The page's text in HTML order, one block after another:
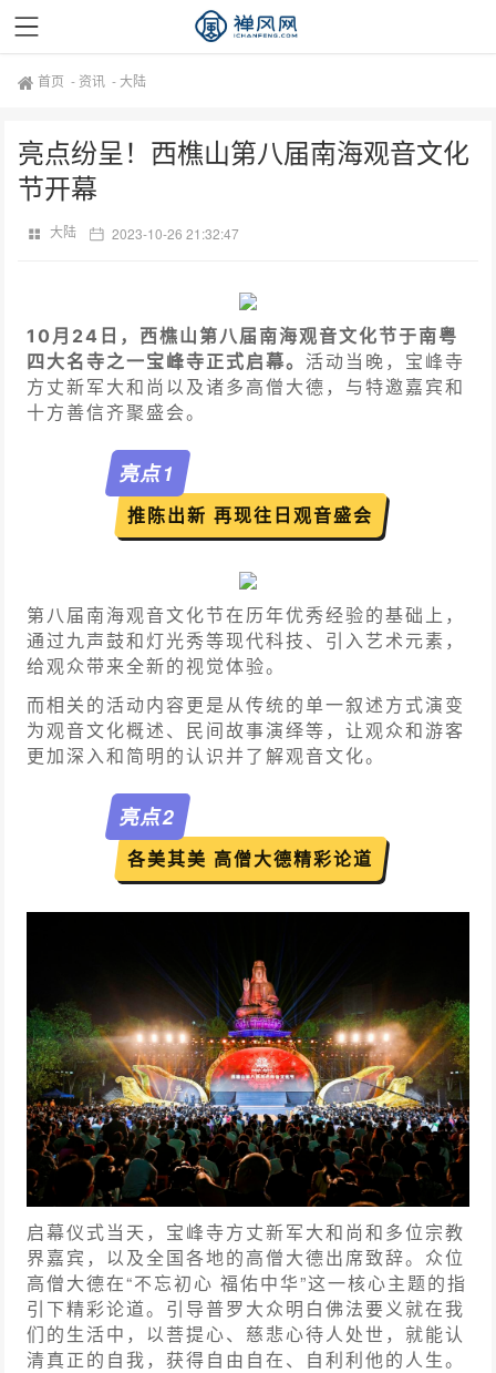
首页 - 资讯 -大陆
亮点纷呈！西樵山第八届南海观音文化
节开幕
大陆 2023-10-26 21:32:47
10月24日，西樵山第八届南海观音文化节于南粤
四大名寺之一宝峰寺正式启幕。 活动 当晚，宝峰寺
方丈新军大和尚以及诸多高僧大德，与特邀嘉宾和
十方善信齐聚盛会。
亮点1
推陈出新 再现往日观音盛会
第八届南海观音文化节在历年优秀经验的基础上，
通过九声鼓和灯光秀等现代科技、引入艺术元素，
给观众带来全新的视觉体验。
而相关的活动内容更是从传统的单一叙述方式演变
为观音文化概述、民间故事演绎等，让观众和游客
更加深入和简明的认识并了解观音文化。
亮点2
各美其美 高僧大德精彩论道
启幕仪式当天，宝峰寺方丈新军大和尚和多位宗教
界嘉宾，以及全国各地的高僧大德出席致辞。众位
高僧大德在“不忘初心 福佑中华”这一核心主题的指
引下精彩论道。引导普罗大众明白佛法要义就在我
们的生活中，以菩提心、慈悲心待人处世，就能认
清真正的自我，获得自由自在、自利利他的人生。